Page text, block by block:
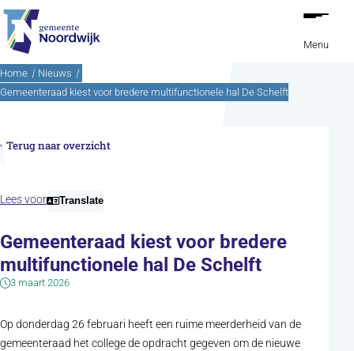
Ga naar de inhoud
Menu
Home
Nieuws
Gemeenteraad kiest voor bredere multifunctionele hal De Schelft
Terug naar overzicht
Lees voor Translate
Gemeenteraad kiest voor bredere
multifunctionele hal De Schelft
3 maart 2026
Op donderdag 26 februari heeft een ruime meerderheid van de
gemeenteraad het college de opdracht gegeven om de nieuwe